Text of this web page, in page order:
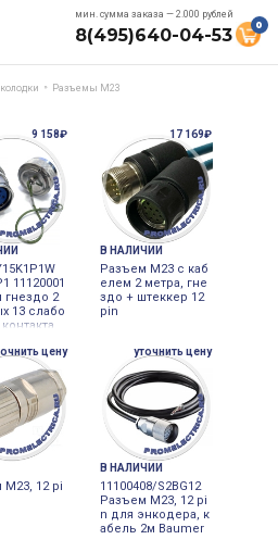
мин. сумма заказа — 2.000 рублей
8(495)640-04-53 0
Разъемы М23
9 158₽
11120001
гнездо 2
13 слабо
17 169₽
В НАЛИЧИИ
Разъем M23 с каб
елем 2 метра, гне
здо + штеккер 12
pin
цену
12 pi
уточнить цену
В НАЛИЧИИ
11100408/S2BG12
Разъем M23, 12 pi
n для энкодера, к
абель 2м Baumer